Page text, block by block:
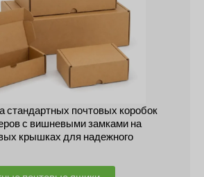
стандартных почтовых коробок
с вишневыми замками на
крышках для надежного